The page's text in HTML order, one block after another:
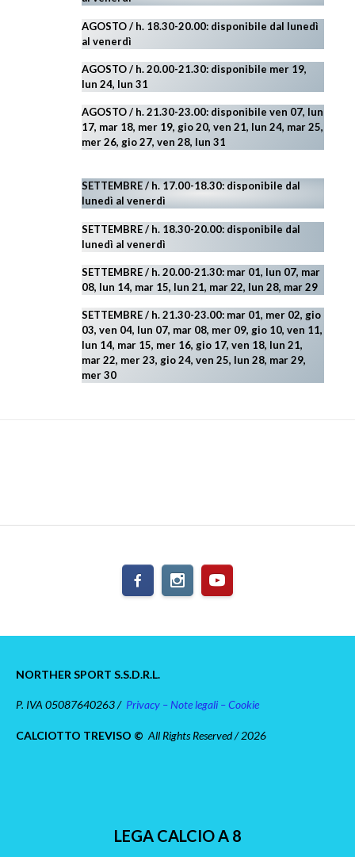
AGOSTO/ h. 18.30-20.00: disponibile dal lunedì
al venerdì
AGOSTO / h. 20.00-21.30: disponibile mer 19,
lun 24, lun 31
AGOSTO/ h. 21.30-23.00: disponibile ven 07, lun
17, mar 18, mer 19, gio 20, ven 21, lun 24, mar 25,
mer 26, gio 27, ven 28, lun 31
SETTEMBRE / h. 17.00-18.30: disponibile dal
lunedì al venerdì
SETTEMBRE / h. 18.30-20.00: disponibile dal
lunedì al venerdì
SETTEMBRE / h. 20.00-21.30: mar 01, lun 07, mar
08, lun 14, mar 15, lun 21, mar 22, lun 28, mar 29
SETTEMBRE / h. 21.30-23.00: mar 01, mer 02, gio
03, ven 04, lun 07, mar 08, mer 09, gio 10, ven 11,
lun 14, mar 15, mer 16, gio 17, ven 18, lun 21,
mar 22, mer 23, gio 24, ven 25, lun 28, mar 29,
mer 30
NORTHER SPORT S.S.D.R.L.
P. IVA 05087640263 / Privacy – Note legali – Cookie
CALCIOTTO TREVISO © All Rights Reserved / 2026
LEGA CALCIO A 8